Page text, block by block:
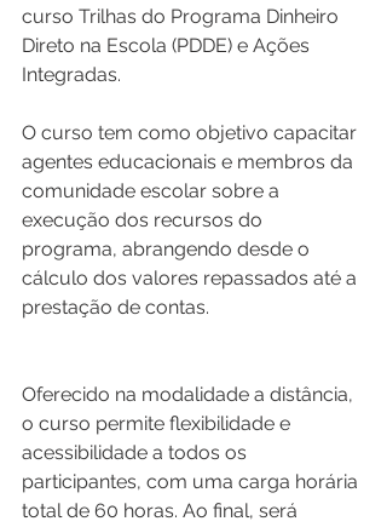
curso Trilhas do Programa Dinheiro
Direto na Escola (PDDE) e Ações
Integradas.
O curso tem como objetivo capacitar
agentes educacionais e membros da
comunidade escolar sobre a
execução dos recursos do
programa, abrangendo desde o
cálculo dos valores repassados até a
prestação de contas.
Oferecido na modalidade a distância,
o curso permite flexibilidade e
acessibilidade a todos os
participantes, com uma carga horária
total de 60 horas. Ao final, será